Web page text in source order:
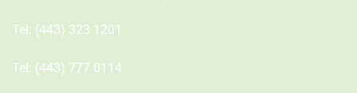
Tel: (443) 323 1201
Tel: (443) 777 0114